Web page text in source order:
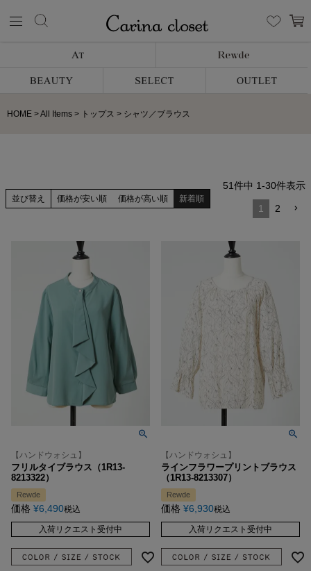
HOME All Items トップス シャツ／ブラウス
並び替え 価格が安い順 価格が高い順 新着順
51件中 1-30件表示
1 2
【ハンドウォシュ】
フリルタイブラウス（1R13-
8213322）
Rewde
価格 ¥6,490税込
入荷リクエスト受付中
【ハンドウォシュ】
ラインフラワープリントブラウス
（1R13-8213307）
Rewde
価格 ¥6,930税込
入荷リクエスト受付中